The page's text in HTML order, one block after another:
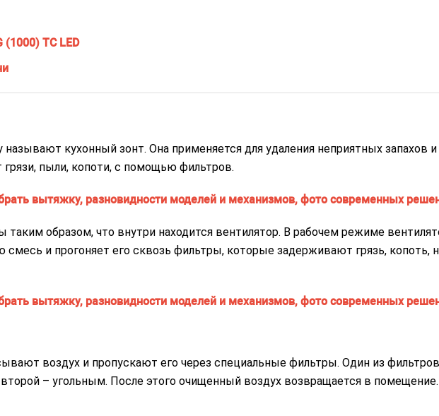
(1000) TC LED
кухонный зонт. Она применяется для удаления неприятных запахов и
пыли, копоти, с помощью фильтров.
образом, что внутри находится вентилятор. В рабочем режиме
и прогоняет его сквозь фильтры, которые задерживают грязь, копоть,
воздух и пропускают его через специальные фильтры. Один из фильтров
– угольным. После этого очищенный воздух возвращается в помещение.